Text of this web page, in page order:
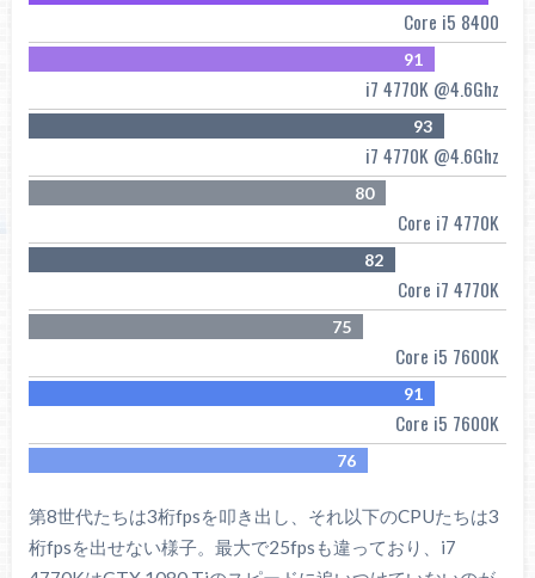
Core i5 8400
91
i7 4770K @4.6Ghz
93
i7 4770K @4.6Ghz
80
Core i7 4770K
82
Core i7 4770K
75
Core i5 7600K
91
Core i5 7600K
76
第8世代たちは3桁fpsを叩き出し、それ以下のCPUたちは3
桁fpsを出せない様子。最大で25fpsも違っており、i7